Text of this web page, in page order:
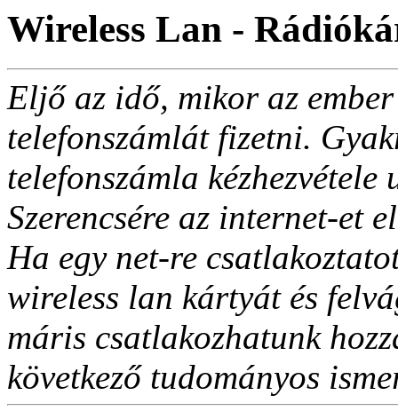
Wireless Lan -
Eljő az idő, mikor az
telefonszámlát fizetni.
telefonszámla
Szerencsére az internet-et
Ha egy net-re
wireless lan kártyát és
máris csatlakozhatunk
következő tudományos